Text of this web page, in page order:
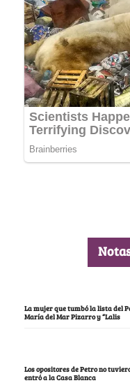
La mujer que tumbó la lista del
María del Mar Pizarro y “Lalis
Los opositores de Petro no
entró a la Casa Blanca